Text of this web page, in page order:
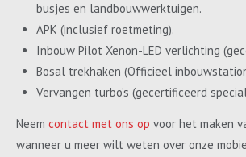
busjes en landbouwwerktuigen.
APK (inclusief roetmeting).
Inbouw Pilot Xenon-LED verlichting
Bosal trekhaken (Officieel
Vervangen turbo’s (gecertificeerd
Neem contact met ons op voor het maken
wanneer u meer wilt weten over onze